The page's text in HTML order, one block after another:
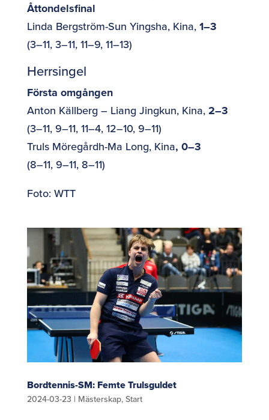
Åttondelsfinal
Linda Bergström-Sun Yingsha, Kina, 1–3
(3–11, 3–11, 11–9, 11–13)
Herrsingel
Första omgången
Anton Källberg – Liang Jingkun, Kina,2–3
(3–11, 9–11, 11–4, 12–10, 9–11)
Truls Möregårdh-Ma Long, Kina, 0–3
(8–11, 9–11, 8–11)
Foto: WTT
Bordtennis-SM: Femte Trulsguldet
2024-03-23 | Mästerskap, Start